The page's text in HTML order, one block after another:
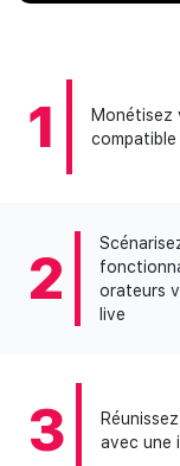
1
Monétisez
2
orateurs
live
3
avec une